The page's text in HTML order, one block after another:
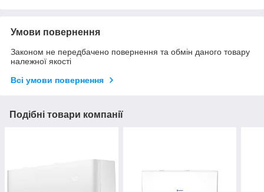
Умови повернення
Законом не передбачено повернення та обмін даного товару
належної якості
Всі умови повернення
Подібні товари компанії